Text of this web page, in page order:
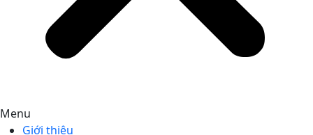
Menu
Giới thiệu